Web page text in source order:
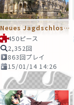
Neues Jagdschloss Hummelshain
450ピース
2,352回
863回プレイ
15/01/14 14:26